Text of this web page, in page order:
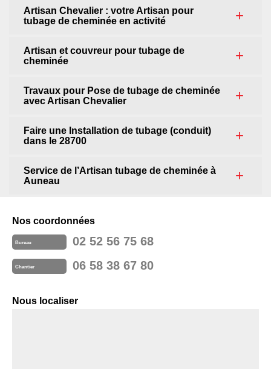
Artisan Chevalier : votre Artisan pour
tubage de cheminée en activité
Artisan et couvreur pour tubage de
cheminée
Travaux pour Pose de tubage de cheminée
avec Artisan Chevalier
Faire une Installation de tubage (conduit)
dans le 28700
Service de l’Artisan tubage de cheminée à
Auneau
Nos coordonnées
Bureau 02 52 56 75 68
Chantier 06 58 38 67 80
Nous localiser